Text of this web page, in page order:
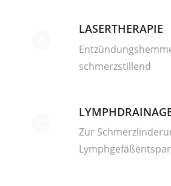
LASERTHERAPIE
schmerzstillend
Zur